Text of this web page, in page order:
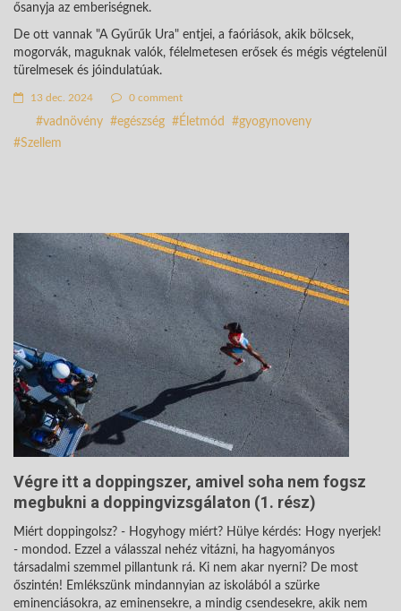
ősanyja az emberiségnek.
De ott vannak "A Gyűrűk Ura" entjei, a faóriások, akik bölcsek,
mogorvák, maguknak valók, félelmetesen erősek és mégis végtelenül
türelmesek és jóindulatúak.
13 dec. 2024 0 comment
vadnövény egészség Életmód
gyogynoveny
Szellem
Végre itt a doppingszer, amivel soha nem fogsz
megbukni a doppingvizsgálaton (1. rész)
Miért doppingolsz? - Hogyhogy miért? Hülye kérdés: Hogy nyerjek!
- mondod. Ezzel a válasszal nehéz vitázni, ha hagyományos
társadalmi szemmel pillantunk rá. Ki nem akar nyerni? De most
őszintén! Emlékszünk mindannyian az iskolából a szürke
eminenciásokra, az eminensekre, a mindig csendesekre, akik nem